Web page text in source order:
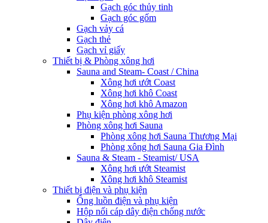
Gạch góc thủy tinh
Gạch góc gốm
Gạch vảy cá
Gạch thẻ
Gạch vỉ giấy
Thiết bị & Phòng xông hơi
Sauna and Steam- Coast / China
Xông hơi ướt Coast
Xông hơi khô Coast
Xông hơi khô Amazon
Phụ kiện phòng xông hơi
Phòng xông hơi Sauna
Phòng xông hơi Sauna Thương Mại
Phòng xông hơi Sauna Gia Đình
Sauna & Steam - Steamist/ USA
Xông hơi ướt Steamist
Xông hơi khô Steamist
Thiết bị điện và phụ kiện
Ống luồn điện và phụ kiện
Hộp nối cáp dây điện chống nước